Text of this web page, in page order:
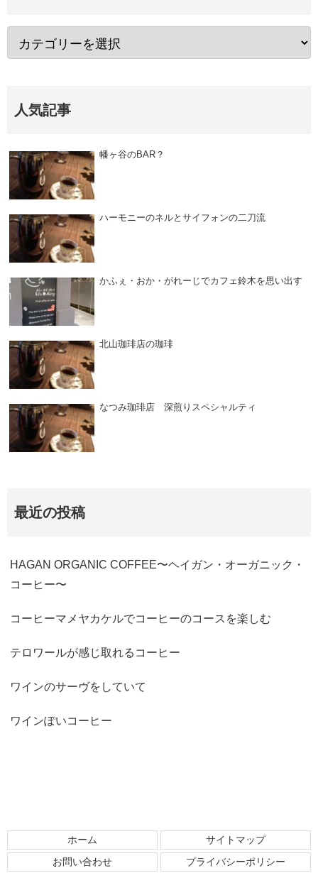
人気記事
幡ヶ谷のBAR？
ハーモニーのネルとサイフォンの二刀流
かふぇ・おか・がれーじでカフェ鈴木を思い出す
北山珈琲店の珈琲
なつみ珈琲店 深煎りスペシャルティ
最近の投稿
HAGAN ORGANIC COFFEE〜ヘイガン・オーガニック・
コーヒー〜
コーヒーマメヤカケルでコーヒーのコースを楽しむ
テロワールが感じ取れるコーヒー
ワインのサーヴをしていて
ワインぽいコーヒー
ホーム
サイトマップ
お問い合わせ
プライバシーポリシー